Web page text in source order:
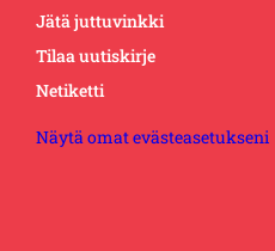
Jätä juttuvinkki
Tilaa uutiskirje
Netiketti
Näytä omat evästeasetukseni